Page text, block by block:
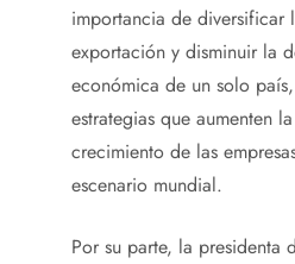
importancia de diversificar
exportación y disminuir la
económica de un solo
estrategias que aumenten
crecimiento de las
escenario mundial.
Por su parte, la presidenta